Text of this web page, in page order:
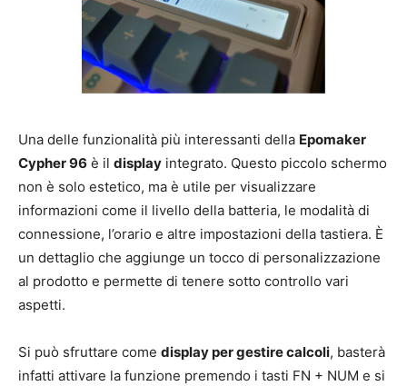
Una delle funzionalità più interessanti della Epomaker
Cypher 96 è il display integrato. Questo piccolo schermo
non è solo estetico, ma è utile per visualizzare
informazioni come il livello della batteria, le modalità di
connessione, l’orario e altre impostazioni della tastiera. È
un dettaglio che aggiunge un tocco di personalizzazione
al prodotto e permette di tenere sotto controllo vari
aspetti.
Si può sfruttare come display per gestire calcoli, basterà
infatti attivare la funzione premendo i tasti FN + NUM e si